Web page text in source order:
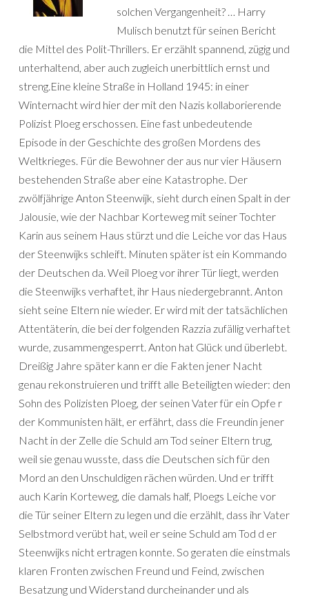
solchen Vergangenheit? … Harry
Mulisch benutzt für seinen Bericht
die Mittel des Polit-Thrillers. Er erzählt spannend, zügig und
unterhaltend, aber auch zugleich unerbittlich ernst und
streng.Eine kleine Straße in Holland 1945: in einer
Winternacht wird hier der mit den Nazis kollaborierende
Polizist Ploeg erschossen. Eine fast unbedeutende
Episode in der Geschichte des großen Mordens des
Weltkrieges. Für die Bewohner der aus nur vier Häusern
bestehenden Straße aber eine Katastrophe. Der
zwölfjährige Anton Steenwijk, sieht durch einen Spalt in der
Jalousie, wie der Nachbar Korteweg mit seiner Tochter
Karin aus seinem Haus stürzt und die Leiche vor das Haus
der Steenwijks schleift. Minuten später ist ein Kommando
der Deutschen da. Weil Ploeg vor ihrer Tür liegt, werden
die Steenwijks verhaftet, ihr Haus niedergebrannt. Anton
sieht seine Eltern nie wieder. Er wird mit der tatsächlichen
Attentäterin, die bei der folgenden Razzia zufällig verhaftet
wurde, zusammengesperrt. Anton hat Glück und überlebt.
Dreißig Jahre später kann er die Fakten jener Nacht
genau rekonstruieren und trifft alle Beteiligten wieder: den
Sohn des Polizisten Ploeg, der seinen Vater für ein Opfe r
der Kommunisten hält, er erfährt, dass die Freundin jener
Nacht in der Zelle die Schuld am Tod seiner Eltern trug,
weil sie genau wusste, dass die Deutschen sich für den
Mord an den Unschuldigen rächen würden. Und er trifft
auch Karin Korteweg, die damals half, Ploegs Leiche vor
die Tür seiner Eltern zu legen und die erzählt, dass ihr Vater
Selbstmord verübt hat, weil er seine Schuld am Tod d er
Steenwijks nicht ertragen konnte. So geraten die einstmals
klaren Fronten zwischen Freund und Feind, zwischen
Besatzung und Widerstand durcheinander und als